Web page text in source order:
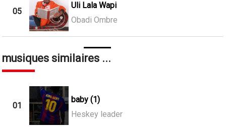
05
Uli Lala Wapi
Obadi Ombre
musiques similaires ...
01
baby (1)
Heskey leader